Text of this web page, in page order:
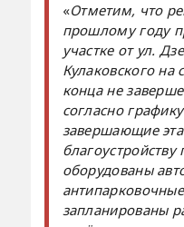
«Отметим, что
прошлому году
участке от ул.
Кулаковского
конца не
согласно
завершающие
благоустройству
оборудованы
запланированы